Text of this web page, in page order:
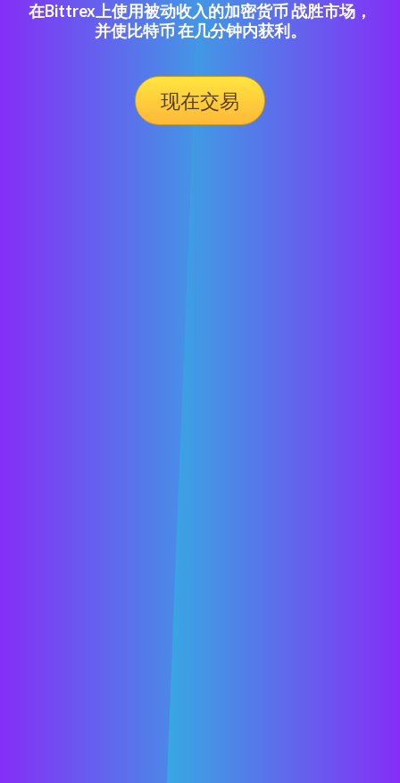
在Bittrex上使用被动收入的加密货币 战胜市场，
并使比特币 在几分钟内获利。
现在交易